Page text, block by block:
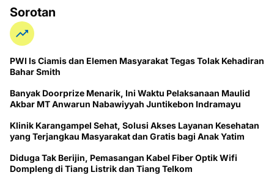
Sorotan
PWI ls Ciamis dan Elemen Masyarakat Tegas Tolak Kehadiran
Bahar Smith
Banyak Doorprize Menarik, Ini Waktu Pelaksanaan Maulid
Akbar MT Anwarun Nabawiyyah Juntikebon Indramayu
Klinik Karangampel Sehat, Solusi Akses Layanan Kesehatan
yang Terjangkau Masyarakat dan Gratis bagi Anak Yatim
Diduga Tak Berijin, Pemasangan Kabel Fiber Optik Wifi
Dompleng di Tiang Listrik dan Tiang Telkom